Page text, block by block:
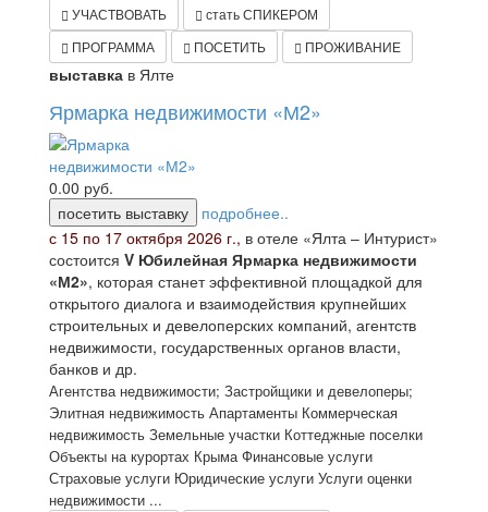
УЧАСТВОВАТЬ
стать СПИКЕРОМ
ПРОГРАММА
ПОСЕТИТЬ ПРОЖИВАНИЕ
выставка в Ялте
Ярмарка недвижимости «М2»
0.00 руб.
посетить выставку
подробнее..
с 15 по 17 октября 2026 г., в отеле «Ялта – Интурист»
состоится V Юбилейная Ярмарка недвижимости
«М2», которая станет эффективной площадкой для
открытого диалога и взаимодействия крупнейших
строительных и девелоперских компаний, агентств
недвижимости, государственных органов власти,
банков и др.
Агентства недвижимости; Застройщики и девелоперы;
Элитная недвижимость Апартаменты Коммерческая
недвижимость Земельные участки Коттеджные поселки
Объекты на курортах Крыма Финансовые услуги
Страховые услуги Юридические услуги Услуги оценки
недвижимости ...